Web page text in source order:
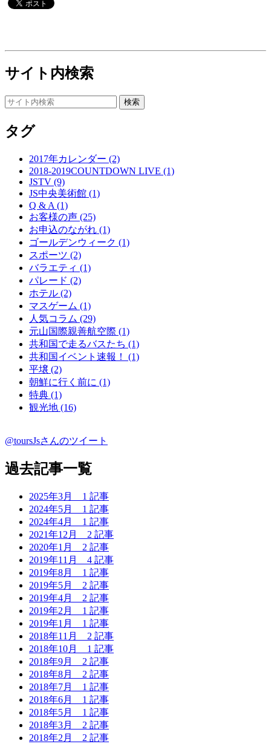
サイト内検索
タグ
2017年カレンダー (2)
2018-2019COUNTDOWN LIVE (1)
JSTV (9)
JS中央美術館 (1)
Q & A (1)
お客様の声 (25)
お申込のながれ (1)
ゴールデンウィーク (1)
スポーツ (2)
バラエティ (1)
パレード (2)
ホテル (2)
マスゲーム (1)
人気コラム (29)
元山国際親善航空際 (1)
共和国で走るバスたち (1)
共和国イベント速報！ (1)
平壌 (2)
朝鮮に行く前に (1)
特典 (1)
観光地 (16)
@toursJsさんのツイート
過去記事一覧
2025年3月 1 記事
2024年5月 1 記事
2024年4月 1 記事
2021年12月 2 記事
2020年1月 2 記事
2019年11月 4 記事
2019年8月 1 記事
2019年5月 2 記事
2019年4月 2 記事
2019年2月 1 記事
2019年1月 1 記事
2018年11月 2 記事
2018年10月 1 記事
2018年9月 2 記事
2018年8月 2 記事
2018年7月 1 記事
2018年6月 1 記事
2018年5月 1 記事
2018年3月 2 記事
2018年2月 2 記事